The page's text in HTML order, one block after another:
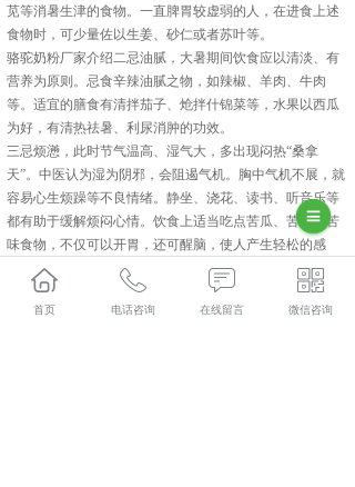
苋等消暑生津的食物。一直脾胃较虚弱的人，在进食上述
食物时，可少量佐以生姜、砂仁或者苏叶等。
骆驼奶粉厂家介绍二忌油腻，大暑期间饮食应以清淡、有
营养为原则。忌食辛辣油腻之物，如辣椒、羊肉、牛肉
等。适宜的膳食有清拌茄子、炝拌什锦菜等，水果以西瓜
为好，有清热祛暑、利尿消肿的功效。
三忌烦懣，此时节气温高、湿气大，多出现闷热“桑拿
天”。中医认为湿为阴邪，会阻遏气机。胸中气机不展，就
容易心生烦躁等不良情绪。静坐、浇花、读书、听音乐等
都有助于缓解烦闷心情。饮食上适当吃点苦瓜、苦菜等苦
味食物，不仅可以开胃，还可醒脑，使人产生轻松的感
觉，从而起到祛湿除烦的作用。
骆驼奶粉厂家介绍大暑也可以适当的喝一些骆驼奶粉，不
仅可以补充营养，而且经常喝骆驼奶粉对身体还是有好处
首页 电话咨询 在线留言 微信咨询